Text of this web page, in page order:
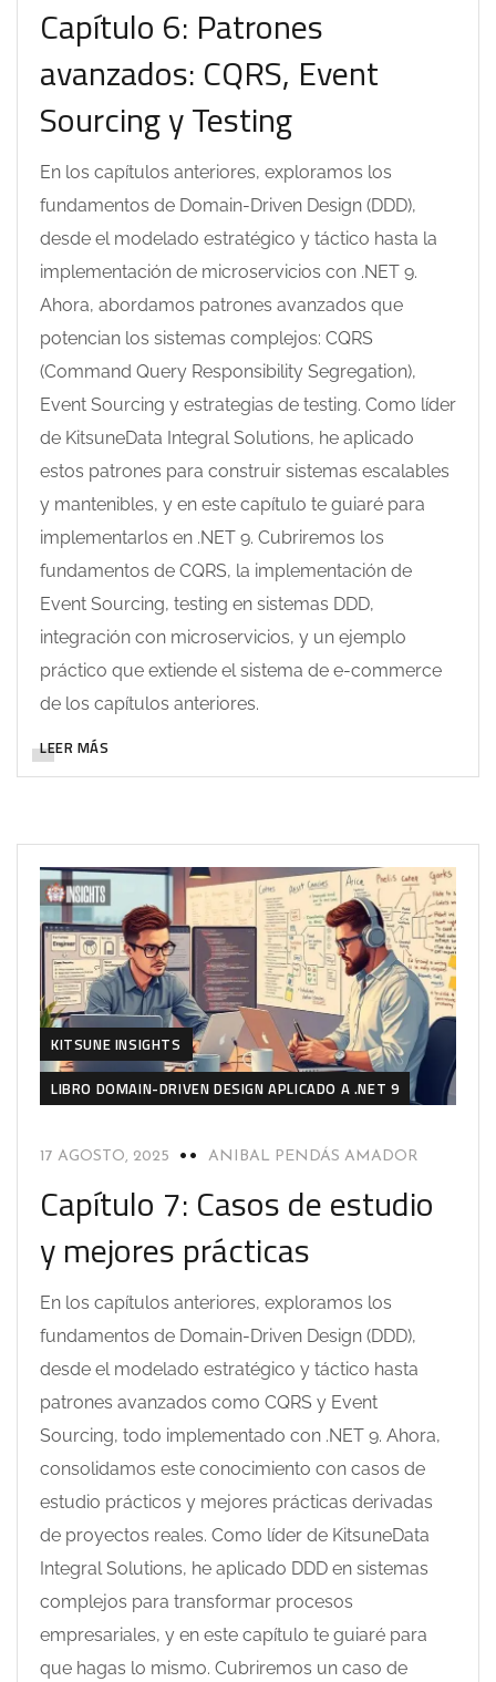
Capítulo 6: Patrones
avanzados: CQRS, Event
Sourcing y Testing
En los capítulos anteriores, exploramos los
fundamentos de Domain-Driven Design (DDD),
desde el modelado estratégico y táctico hasta la
implementación de microservicios con .NET 9.
Ahora, abordamos patrones avanzados que
potencian los sistemas complejos: CQRS
(Command Query Responsibility Segregation),
Event Sourcing y estrategias de testing. Como líder
de KitsuneData Integral Solutions, he aplicado
estos patrones para construir sistemas escalables
y mantenibles, y en este capítulo te guiaré para
implementarlos en .NET 9. Cubriremos los
fundamentos de CQRS, la implementación de
Event Sourcing, testing en sistemas DDD,
integración con microservicios, y un ejemplo
práctico que extiende el sistema de e-commerce
de los capítulos anteriores.
LEER MÁS
KITSUNE INSIGHTS
LIBRO DOMAIN-DRIVEN DESIGN APLICADO A .NET 9
17 AGOSTO, 2025 ANIBAL PENDÁS AMADOR
Capítulo 7: Casos de estudio
y mejores prácticas
En los capítulos anteriores, exploramos los
fundamentos de Domain-Driven Design (DDD),
desde el modelado estratégico y táctico hasta
patrones avanzados como CQRS y Event
Sourcing, todo implementado con .NET 9. Ahora,
consolidamos este conocimiento con casos de
estudio prácticos y mejores prácticas derivadas
de proyectos reales. Como líder de KitsuneData
Integral Solutions, he aplicado DDD en sistemas
complejos para transformar procesos
empresariales, y en este capítulo te guiaré para
que hagas lo mismo. Cubriremos un caso de